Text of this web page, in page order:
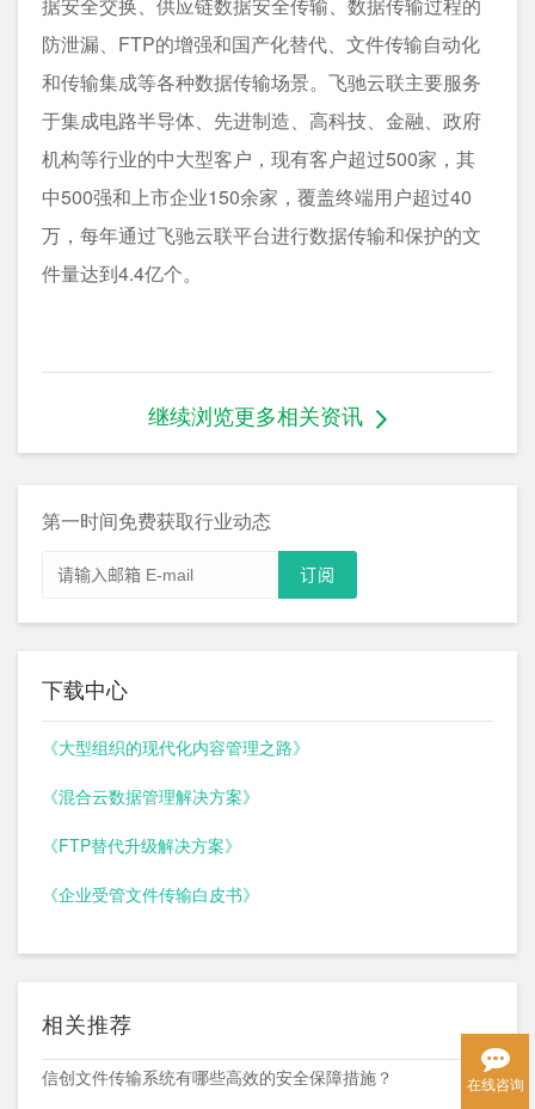
防泄漏、FTP的增强和国产化替代、文件传输自动化
和传输集成等各种数据传输场景。飞驰云联主要服务
于集成电路半导体、先进制造、高科技、金融、政府
机构等行业的中大型客户，现有客户超过500家，其
中500强和上市企业150余家，覆盖终端用户超过40
万，每年通过飞驰云联平台进行数据传输和保护的文
件量达到4.4亿个。
继续浏览更多相关资讯
第一时间免费获取行业动态
下载中心
《大型组织的现代化内容管理之路》
《混合云数据管理解决方案》
《FTP替代升级解决方案》
《企业受管文件传输白皮书》
相关推荐
信创文件传输系统有哪些高效的安全保障措施？
在线咨询